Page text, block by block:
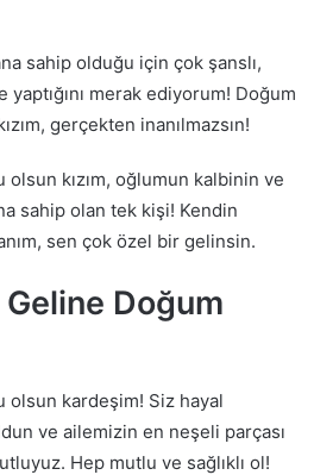
sahip olduğu için çok şanslı,
yaptığını merak ediyorum! Doğum
gerçekten inanılmazsın!
kızım, oğlumun kalbinin ve
sahip olan tek kişi! Kendin
sen çok özel bir gelinsin.
Doğum
olsun kardeşim! Siz hayal
ve ailemizin en neşeli parçası
Hep mutlu ve sağlıklı ol!